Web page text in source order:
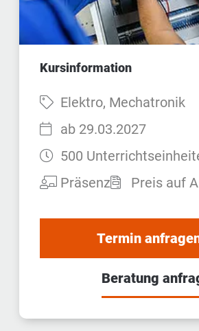
Kursinformation
Fach:Elektro, Mechatronik
Startzeit:
ab 29.03.2027
Dauer:
500
Teilnahmeart:
Präsenz Preis auf
Termin
Beratung